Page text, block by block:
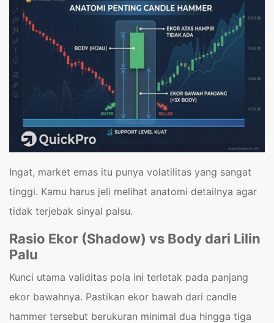
Ingat, market emas itu punya volatilitas yang sangat
tinggi. Kamu harus jeli melihat anatomi detailnya agar
tidak terjebak sinyal palsu.
Rasio Ekor (Shadow) vs Body dari Lilin
Palu
Kunci utama validitas pola ini terletak pada panjang
ekor bawahnya. Pastikan ekor bawah dari candle
hammer tersebut berukuran minimal dua hingga tiga